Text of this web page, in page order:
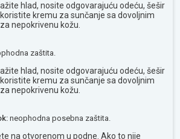
hlad, nosite odgovarajuću odeću, šešir
kremu za sunčanje sa dovoljnim
nepokrivenu kožu.
zaštita.
hlad, nosite odgovarajuću odeću, šešir
kremu za sunčanje sa dovoljnim
nepokrivenu kožu.
neophodna posebna zaštita.
na otvorenom u podne. Ako to nije